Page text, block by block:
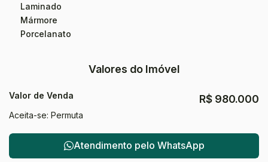
Laminado
Mármore
Porcelanato
Valores do Imóvel
R$ 980.000
Valor de Venda
Aceita-se: Permuta
Atendimento pelo WhatsApp